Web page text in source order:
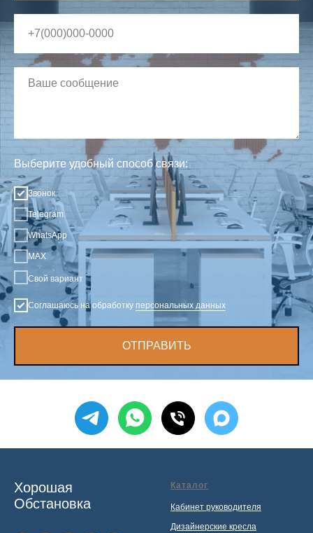
Выберите удобный способ связи:
Звонок
Telegram
WhatsApp
MAX
Свой вариант
Соглашаюсь на обработку персональных данных
ОТПРАВИТЬ
Хорошая
Обстановка
Каталог
Кабинет руководителя
Дизайнерские кресла